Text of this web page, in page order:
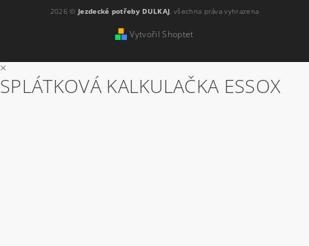
2026 © Jezdecké potřeby DULKAJ, všechna práva vyhrazena
Vytvořil Shoptet
×
SPLÁTKOVÁ KALKULAČKA ESSOX